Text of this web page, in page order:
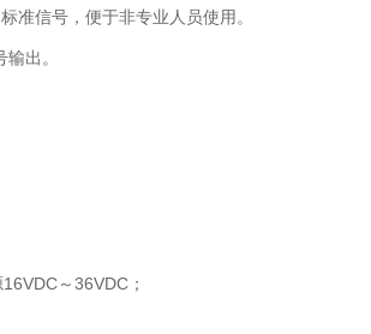
准信号，便于非专业人员使用。
出。
～36VDC；